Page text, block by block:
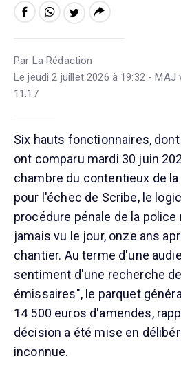
Par La Rédaction
Le jeudi 2 juillet 2026 à 19:32 - MAJ
11:17
Six hauts fonctionnaires,
ont comparu mardi 30 juin
chambre du contentieux de
pour l'échec de Scribe, le
procédure pénale de la police
jamais vu le jour, onze ans
chantier. Au terme d'une
sentiment d'une recherche
émissaires", le parquet
14 500 euros d'amendes,
décision a été mise en
inconnue.